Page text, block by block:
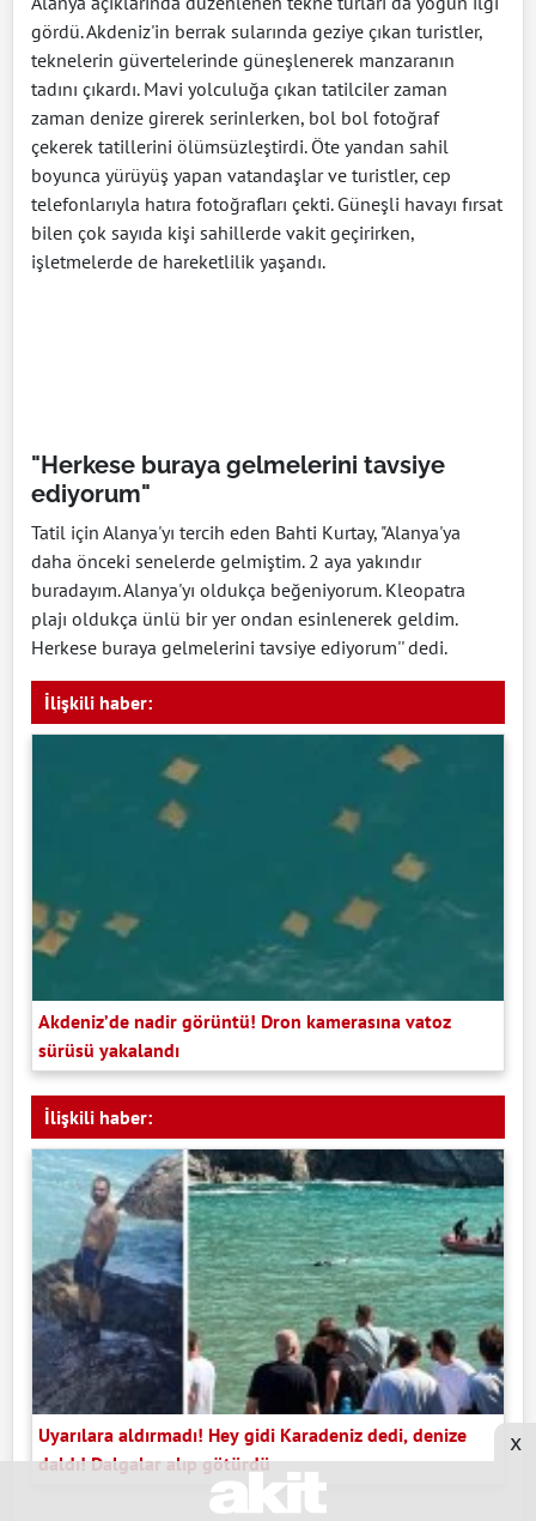
gördü. Akdeniz'in berrak sularında geziye çıkan turistler,
teknelerin güvertelerinde güneşlenerek manzaranın
tadını çıkardı. Mavi yolculuğa çıkan tatilciler zaman
zaman denize girerek serinlerken, bol bol fotoğraf
çekerek tatillerini ölümsüzleştirdi. Öte yandan sahil
boyunca yürüyüş yapan vatandaşlar ve turistler, cep
telefonlarıyla hatıra fotoğrafları çekti. Güneşli havayı fırsat
bilen çok sayıda kişi sahillerde vakit geçirirken,
işletmelerde de hareketlilik yaşandı.
"Herkese buraya gelmelerini tavsiye
ediyorum"
Tatil için Alanya'yı tercih eden Bahti Kurtay, "Alanya'ya
daha önceki senelerde gelmiştim. 2 aya yakındır
buradayım. Alanya'yı oldukça beğeniyorum. Kleopatra
plajı oldukça ünlü bir yer ondan esinlenerek geldim.
Herkese buraya gelmelerini tavsiye ediyorum'' dedi.
İlişkili haber:
Akdeniz’de nadir görüntü! Dron kamerasına vatoz
sürüsü yakalandı
İlişkili haber:
Uyarılara aldırmadı! Hey gidi Karadeniz dedi, denize
daldı! Dalgalar alıp götürdü
x